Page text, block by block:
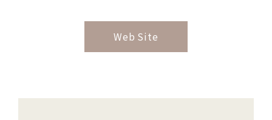
フォトウエディング
Web Site